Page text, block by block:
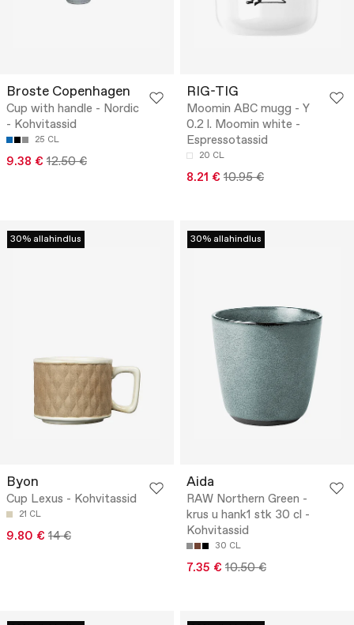
Broste Copenhagen
Cup with handle - Nordic
- Kohvitassid
25 CL
9.38 € 12.50 €
RIG-TIG
Moomin ABC mugg - Y
0.2 l. Moomin white -
Espressotassid
20 CL
8.21 € 10.95 €
30% allahindlus
Byon
Cup Lexus - Kohvitassid
21 CL
9.80 € 14 €
30% allahindlus
Aida
RAW Northern Green -
krus u hank1 stk 30 cl -
Kohvitassid
30 CL
7.35 € 10.50 €